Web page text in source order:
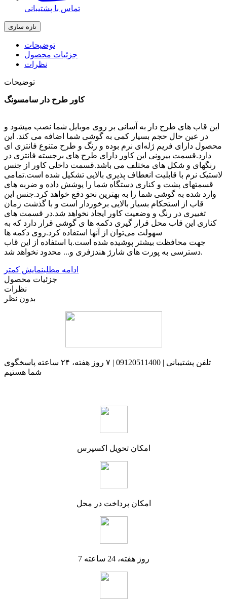
تماس با پشتیبانی
توضیحات
جزئیات محصول
نظرات
توضیحات
کاور طرح دار سامسونگ
این قاب های طرح دار به آسانی بر روی موبایل شما نصب میشود و
در عین حال حجم بسیار کمی به گوشی شما اضافه می کند. این
محصول دارای فریم ژله‌ای نرم بوده و رنگ و طرح متنوع فانتزی ای
دارد.قسمت بیرونی این کاور دارای طرح های برجسته فانتزی در
رنگهای و شکل های مختلف می باشد.قسمت داخلی کاور از جنس
لاستیک نرم با قابلیت انعطاف پذیری بالایی تشکیل شده است.تمامی
قسمتهای پشت و کناری دستگاه شما را پوشش داده و ضربه های
وارد شده به گوشی شما را به بهترین نحو دفع خواهد کرد.جنس این
قاب از استحکام بسیار بالایی برخوردار است و با گذشت زمان
تغییری در رنگ و وضعیت کاور ایجاد نخواهد شد.در قسمت های
کناری این قاب محل قرار گیری دکمه ها ی گوشی قرار دارد که به
سهولت می‌توان از آنها استفاده کرد.روی دکمه ها
جهت محافظت بیشتر پوشیده شده است.با استفاده از این قاب
دسترسی به پورت های شارژ هندزفری و... محدود نخواهد شد.
ادامه مطلبنمایش کمتر
جزئیات محصول
نظرات
بدون نظر
تلفن پشتیبانی | 09120511400 | ۷ روز هفته، ۲۴ ساعته پاسخگوی
شما هستیم
امکان تحویل اکسپرس
امکان پرداخت در محل
7 روز هفته، 24 ساعته